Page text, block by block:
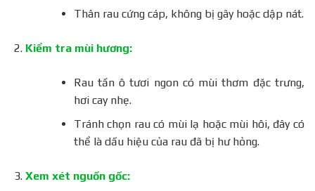
Thân rau cứng cáp, không bị gãy hoặc dập nát.
Kiểm tra mùi hương:
Rau tần ô tươi ngon có mùi thơm đặc trưng,
hơi cay nhẹ.
Tránh chọn rau có mùi lạ hoặc mùi hôi, đây có
thể là dấu hiệu của rau đã bị hư hỏng.
Xem xét nguồn gốc: